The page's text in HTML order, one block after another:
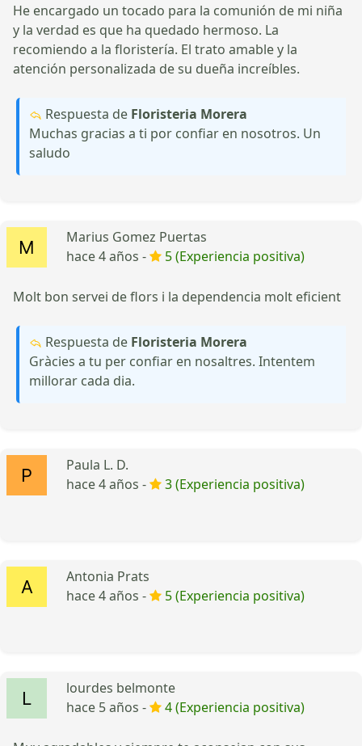
He encargado un tocado para la comunión de mi niña
y la verdad es que ha quedado hermoso. La
recomiendo a la floristería. El trato amable y la
atención personalizada de su dueña increíbles.
Respuesta de Floristeria Morera
Muchas gracias a ti por confiar en nosotros. Un
saludo
Marius Gomez Puertas
hace 4 años -
5 (Experiencia positiva)
Molt bon servei de flors i la dependencia molt eficient
Respuesta de Floristeria Morera
Gràcies a tu per confiar en nosaltres. Intentem
millorar cada dia.
Paula L. D.
hace 4 años -
3 (Experiencia positiva)
Antonia Prats
hace 4 años -
5 (Experiencia positiva)
lourdes belmonte
hace 5 años -
4 (Experiencia positiva)